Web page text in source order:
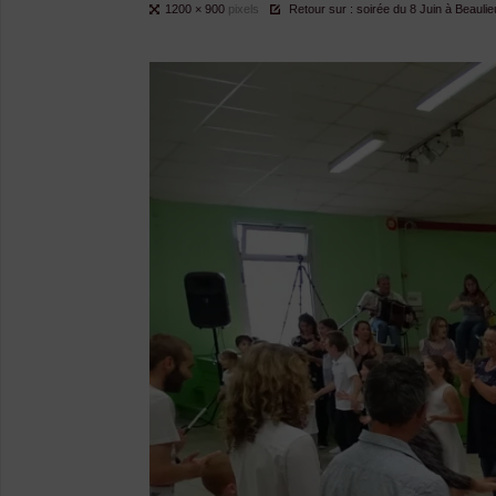
Full1200 × 900 pixels Retour sur : soirée du 8 Juin à